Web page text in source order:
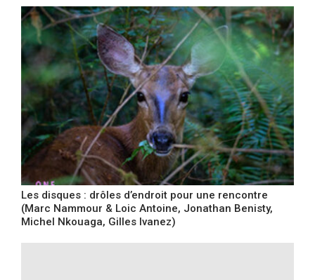
Les disques : drôles d’endroit pour une rencontre
(Marc Nammour & Loic Antoine, Jonathan Benisty,
Michel Nkouaga, Gilles Ivanez)